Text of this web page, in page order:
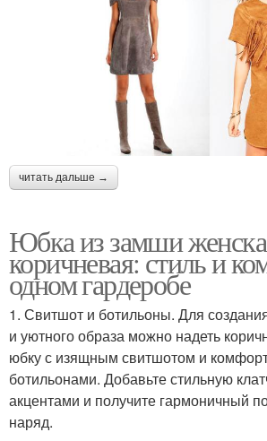
читать дальше →
Юбка из замши
коричневая: стиль и
одном гардеробе
1. Свитшот и ботильоны. Для
и уютного образа можно надеть
юбку с изящным свитшотом и
ботильонами. Добавьте стильную
акцентами и получите гармоничный
наряд.